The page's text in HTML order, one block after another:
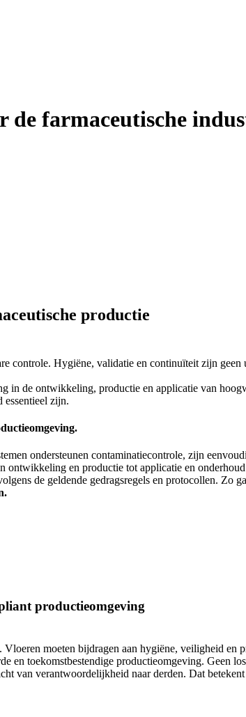
de farmaceutische
productie
controle. Hygiëne, validatie en continuïteit zijn
in de ontwikkeling, productie en applicatie van
essentieel zijn.
ondersteunen contaminatiecontrole, zijn
ontwikkeling en productie tot applicatie en
de geldende gedragsregels en protocollen. Zo
productieomgeving
Vloeren moeten bijdragen aan hygiëne, veiligheid
en toekomstbestendige productieomgeving. Geen
van verantwoordelijkheid naar derden. Dat